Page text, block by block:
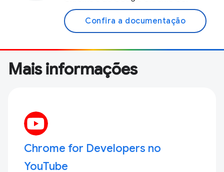
Confira a documentação
Mais informações
Chrome for Developers no
YouTube